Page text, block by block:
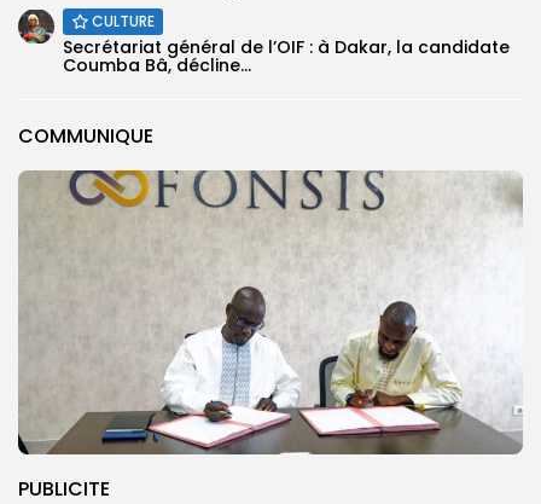
COMMUNIQUE
PUBLICITE
CULTURE
Secrétariat général de l’OIF : à Dakar, la candidate
Coumba Bâ, décline...